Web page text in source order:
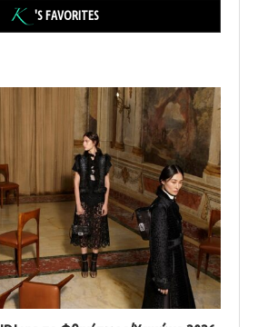
'S FAVORITES